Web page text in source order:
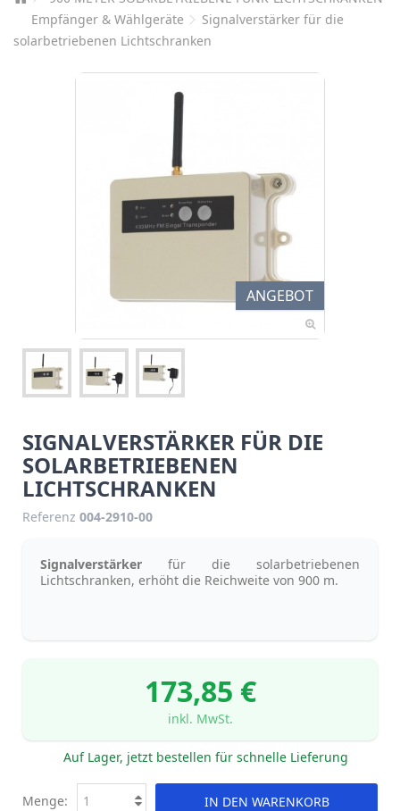
Empfänger & Wählgeräte
Signalverstärker für die
solarbetriebenen Lichtschranken
ANGEBOT
SIGNALVERSTÄRKER FÜR DIE
SOLARBETRIEBENEN
LICHTSCHRANKEN
Referenz 004-2910-00
Signalverstärker für die solarbetriebenen
Lichtschranken, erhöht die Reichweite von 900 m.
173,85 €
inkl. MwSt.
Auf Lager, jetzt bestellen für schnelle Lieferung
IN DEN WARENKORB
Menge: